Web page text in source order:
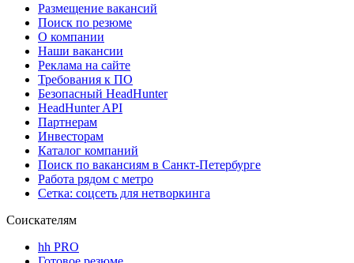
Размещение вакансий
Поиск по резюме
О компании
Наши вакансии
Реклама на сайте
Требования к ПО
Безопасный HeadHunter
HeadHunter API
Партнерам
Инвесторам
Каталог компаний
Поиск по вакансиям в Санкт-Петербурге
Работа рядом с метро
Сетка: соцсеть для нетворкинга
Соискателям
hh PRO